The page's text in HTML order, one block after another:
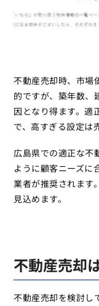
不動産売却時、市場
的ですが、築年数、
因となり得ます。適
で、高すぎる設定は
広島県での適正な不
ように顧客ニーズに
業者が推奨されます
見込めます。
不動産売却
不動産売却を検討し